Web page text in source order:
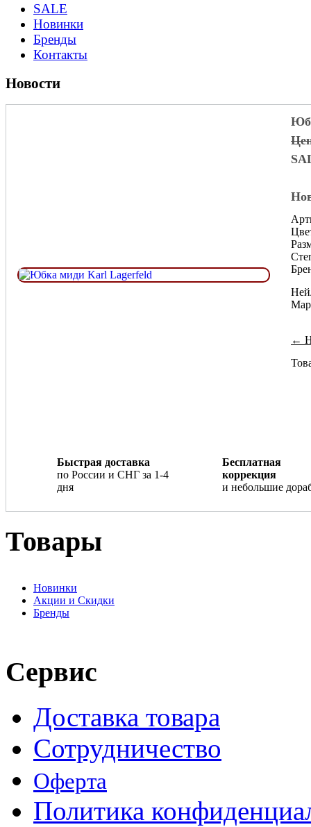
SALE
Новинки
Бренды
Контакты
Новости
←
Быстрая доставка
по России и СНГ за 1-4
дня
Бесплатная
коррекция
и небольшие
Товары
Новинки
Акции и Скидки
Бренды
Сервис
Доставка товара
Сотрудничество
Оферта
Политика